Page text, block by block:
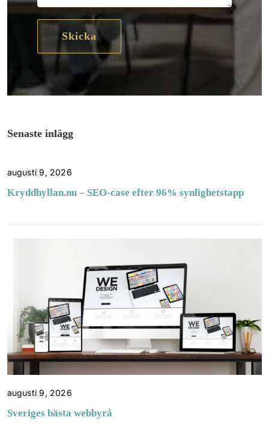
Senaste inlägg
augusti 9, 2026
Kryddhyllan.nu – SEO-case efter 96% synlighetstapp
augusti 9, 2026
Sveriges bästa webbyrå